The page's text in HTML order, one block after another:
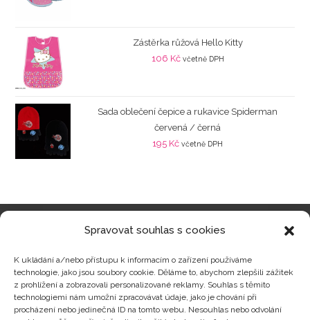
Spravovat souhlas s cookies
K ukládání a/nebo přístupu k informacím o zařízení používáme
technologie, jako jsou soubory cookie. Děláme to, abychom zlepšili zážitek
z prohlížení a zobrazovali personalizované reklamy. Souhlas s těmito
technologiemi nám umožní zpracovávat údaje, jako je chování při
procházení nebo jedinečná ID na tomto webu. Nesouhlas nebo odvolání
Zástěrka růžová Hello Kitty
106 Kč včetně DPH
Sada oblečení čepice a rukavice Spiderman
červená / černá
195 Kč včetně DPH
Zajímavosti